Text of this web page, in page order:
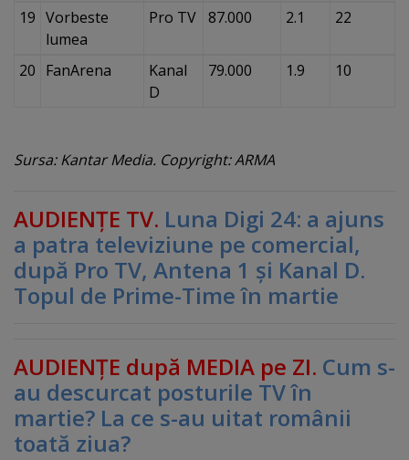
19 Vorbeste
lumea
Pro TV 87.000 2.1 22
20 FanArena
Kanal
D
79.000 1.9 10
Sursa: Kantar Media. Copyright: ARMA
AUDIENŢE TV. Luna Digi 24: a ajuns
a patra televiziune pe comercial,
după Pro TV, Antena 1 şi Kanal D.
Topul de Prime-Time în martie
AUDIENŢE după MEDIA pe ZI. Cum s-
au descurcat posturile TV în
martie? La ce s-au uitat românii
toată ziua?